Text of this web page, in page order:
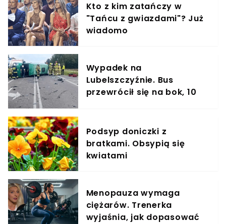
Kto z kim zatańczy w
"Tańcu z gwiazdami"? Już
wiadomo
Wypadek na
Lubelszczyźnie. Bus
przewrócił się na bok, 10
Podsyp doniczki z
bratkami. Obsypią się
kwiatami
Menopauza wymaga
ciężarów. Trenerka
wyjaśnia, jak dopasować